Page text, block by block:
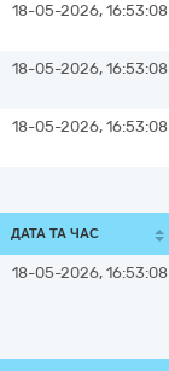
18-05-2026, 16:53:08
18-05-2026, 16:53:08
18-05-2026, 16:53:08
ДАТА ТА ЧАС
18-05-2026, 16:53:08